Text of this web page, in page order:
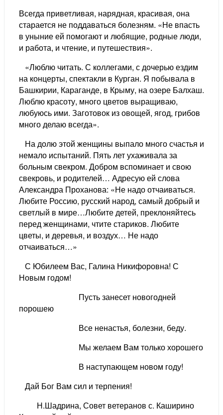
Всегда приветливая, нарядная, красивая, она
старается не поддаваться болезням. «Не впасть
в уныние ей помогают и любящие, родные люди,
и работа, и чтение, и путешествия».
«Люблю читать. С коллегами, с дочерью ездим
на концерты, спектакли в Курган. Я побывала в
Башкирии, Караганде, в Крыму, на озере Балхаш.
Люблю красоту, много цветов выращиваю,
любуюсь ими. Заготовок из овощей, ягод, грибов
много делаю всегда».
На долю этой женщины выпало много счастья и
немало испытаний. Пять лет ухаживала за
больным свекром. Добром вспоминает и свою
свекровь, и родителей… Адресую ей слова
Александра Проханова: «Не надо отчаиваться.
Любите Россию, русский народ, самый добрый и
светлый в мире…Любите детей, преклоняйтесь
перед женщинами, чтите стариков. Любите
цветы, и деревья, и воздух… Не надо
отчаиваться…»
С Юбилеем Вас, Галина Никифоровна! С
Новым годом!
Пусть занесет новогодней
порошею
Все ненастья, болезни, беду.
Мы желаем Вам только хорошего
В наступающем новом году!
Дай Бог Вам сил и терпения!
Н.Шадрина, Совет ветеранов с. Каширино